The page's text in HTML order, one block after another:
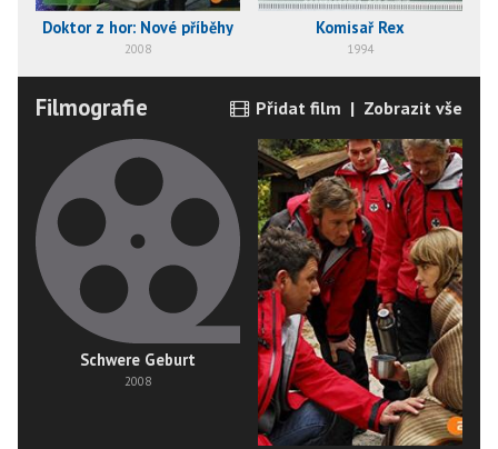
Doktor z hor: Nové příběhy
2008
Komisař Rex
1994
Filmografie Přidat film | Zobrazit vše
Schwere Geburt
2008